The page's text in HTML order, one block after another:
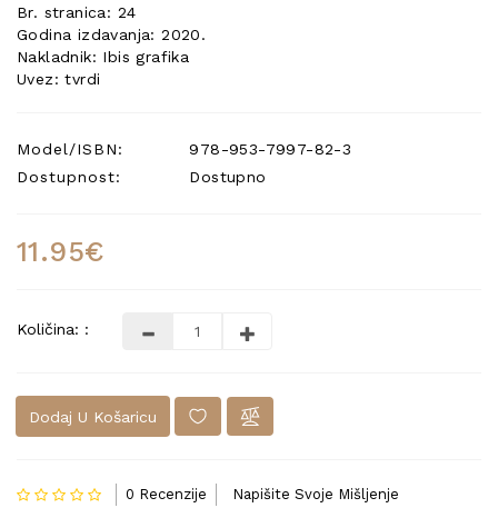
Br. stranica: 24
Godina izdavanja: 2020.
Nakladnik: Ibis grafika
Uvez: tvrdi
Model/ISBN:
978-953-7997-82-3
Dostupnost:
Dostupno
11.95€
Količina: :
Dodaj U Košaricu
0 Recenzije Napišite Svoje Mišljenje